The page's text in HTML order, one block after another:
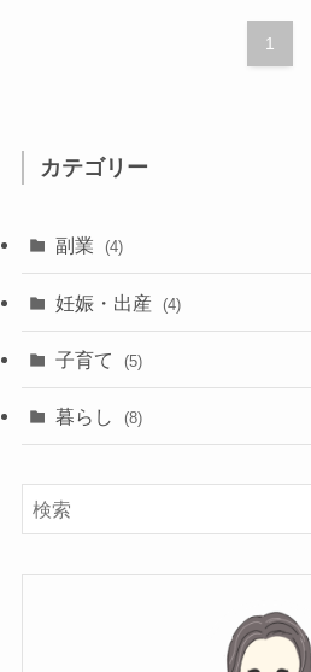
1
カテゴリー
副業 (4)
妊娠・出産 (4)
子育て (5)
暮らし (8)